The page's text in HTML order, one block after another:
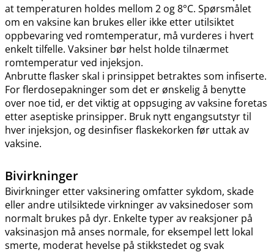
at temperaturen holdes mellom 2 og 8°C. Spørsmålet
om en vaksine kan brukes eller ikke etter utilsiktet
oppbevaring ved romtemperatur, må vurderes i hvert
enkelt tilfelle. Vaksiner bør helst holde tilnærmet
romtemperatur ved injeksjon.
Anbrutte flasker skal i prinsippet betraktes som infiserte.
For flerdosepakninger som det er ønskelig å benytte
over noe tid, er det viktig at oppsuging av vaksine foretas
etter aseptiske prinsipper. Bruk nytt engangsutstyr til
hver injeksjon, og desinfiser flaskekorken før uttak av
vaksine.
Bivirkninger
Bivirkninger etter vaksinering omfatter sykdom, skade
eller andre utilsiktede virkninger av vaksinedoser som
normalt brukes på dyr. Enkelte typer av reaksjoner på
vaksinasjon må anses normale, for eksempel lett lokal
smerte, moderat hevelse på stikkstedet og svak